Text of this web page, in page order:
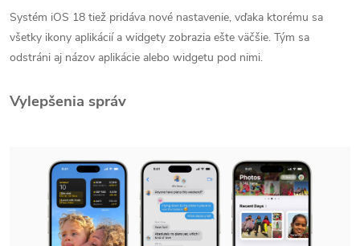
Systém iOS 18 tiež pridáva nové nastavenie, vďaka ktorému sa
všetky ikony aplikácií a widgety zobrazia ešte väčšie. Tým sa
odstráni aj názov aplikácie alebo widgetu pod nimi.
Vylepšenia správ